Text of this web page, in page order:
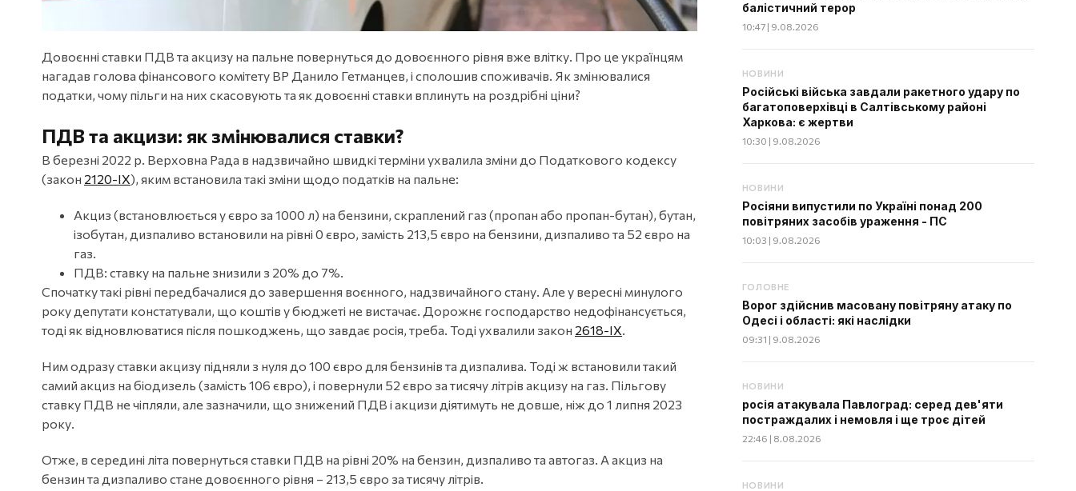
Довоєнні ставки ПДВ та акцизу на пальне повернуться до довоєнного рівня вже влітку. Про це українцям
нагадав голова фінансового комітету ВР Данило Гетманцев, і сполошив споживачів. Як змінювалися
податки, чому пільги на них скасовують та як довоєнні ставки вплинуть на роздрібні ціни?
ПДВ та акцизи: як змінювалися ставки?
В березні 2022 р. Верховна Рада в надзвичайно швидкі терміни ухвалила зміни до Податкового кодексу
(закон 2120-IX), яким встановила такі зміни щодо податків на пальне:
Акциз (встановлюється у євро за 1000 л) на бензини, скраплений газ (пропан або пропан-бутан), бутан,
ізобутан, дизпаливо встановили на рівні 0 євро, замість 213,5 євро на бензини, дизпаливо та 52 євро на
газ.
ПДВ: ставку на пальне знизили з 20% до 7%.
Спочатку такі рівні передбачалися до завершення воєнного, надзвичайного стану. Але у вересні минулого
року депутати констатували, що коштів у бюджеті не вистачає. Дорожнє господарство недофінансується,
тоді як відновлюватися після пошкоджень, що завдає росія, треба. Тоді ухвалили закон 2618-IX.
Ним одразу ставки акцизу підняли з нуля до 100 євро для бензинів та дизпалива. Тоді ж встановили такий
самий акциз на біодизель (замість 106 євро), і повернули 52 євро за тисячу літрів акцизу на газ. Пільгову
ставку ПДВ не чіпляли, але зазначили, що знижений ПДВ і акцизи діятимуть не довше, ніж до 1 липня 2023
року.
Отже, в середині літа повернуться ставки ПДВ на рівні 20% на бензин, дизпаливо та автогаз. А акциз на
бензин та дизпаливо стане довоєнного рівня – 213,5 євро за тисячу літрів.
балістичний терор
10:47 | 9.08.2026
НОВИНИ
Російські війська завдали ракетного удару по
багатоповерхівці в Салтівському районі
Харкова: є жертви
10:30 | 9.08.2026
НОВИНИ
Росіяни випустили по Україні понад 200
повітряних засобів ураження - ПС
10:03 | 9.08.2026
ГОЛОВНЕ
Ворог здійснив масовану повітряну атаку по
Одесі і області: які наслідки
09:31 | 9.08.2026
НОВИНИ
росія атакувала Павлоград: серед дев'яти
постраждалих і немовля і ще троє дітей
22:46 | 8.08.2026
НОВИНИ